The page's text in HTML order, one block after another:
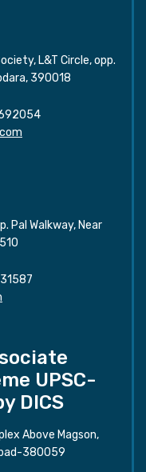
L&T Circle, opp.
390018
Pal Walkway, Near
UPSC-
DICS
Above Magson,
380059